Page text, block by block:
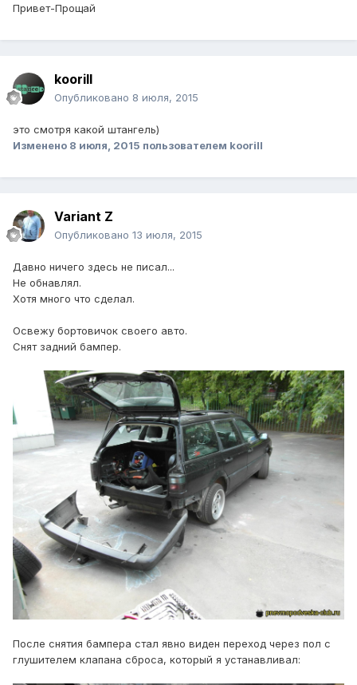
Привет-Прощай
koorill
Опубликовано 8 июля, 2015
это смотря какой штангель)
Изменено 8 июля, 2015 пользователем koorill
Variant Z
Опубликовано 13 июля, 2015
Давно ничего здесь не писал...
Не обнавлял.
Хотя много что сделал.
Освежу бортовичок своего авто.
Снят задний бампер.
После снятия бампера стал явно виден переход через пол с
глушителем клапана сброса, который я устанавливал: